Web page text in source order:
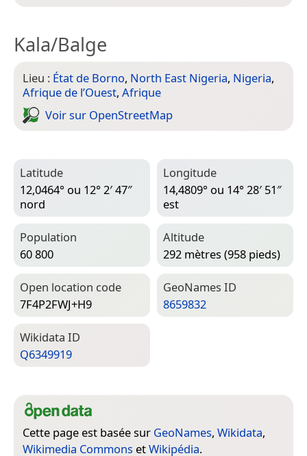
Kala/Balge
Lieu : État de Borno, North East Nigeria, Nigeria,
Afrique de l’Ouest, Afrique
Voir sur Open­Street­Map
Latitude
12,0464° ou 12° 2′ 47″
nord
Longitude
14,4809° ou 14° 28′ 51″
est
Population
60 800
Altitude
292 mètres (958 pieds)
Open location code
7F4P2FWJ+H9
Geo­Names ID
8659832
Wiki­data ID
Q6349919
Cette page est basée sur GeoNames, Wikidata,
Wikimedia Commons etWikipédia.